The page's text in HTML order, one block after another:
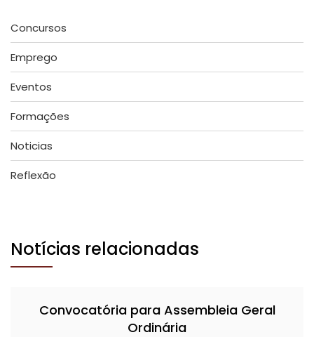
Concursos
Emprego
Eventos
Formações
Noticias
Reflexão
Notícias relacionadas
Convocatória para Assembleia Geral
Ordinária